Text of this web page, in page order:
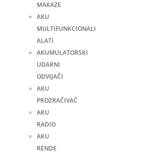
MAKAZE
AKU
MULTIFUNKCIONALI
ALATI
AKUMULATORSKI
UDARNI
ODVIJAČI
AKU
PROZRAČIVAČ
AKU
RADIO
AKU
RENDE